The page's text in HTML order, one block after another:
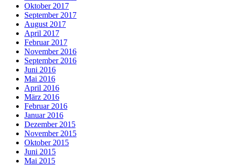
Oktober 2017
September 2017
August 2017
April 2017
Februar 2017
November 2016
September 2016
Juni 2016
Mai 2016
April 2016
März 2016
Februar 2016
Januar 2016
Dezember 2015
November 2015
Oktober 2015
Juni 2015
Mai 2015